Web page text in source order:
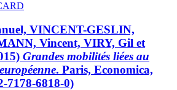
VINCENT-GESLIN,
Vincent, VIRY, Gil et
Grandes mobilités liées au
. Paris, Economica,
7178-6818-0)